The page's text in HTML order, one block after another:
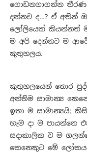
ගොඩනගාගන්න
දන්නව ද…? ඒ අතින්
ලෝලියෙක් කියන්නත්
ම අපි දෙන්නට ම
කුතුහලය.
කුතුහලයෙන් තොර
අන්තිම සාමාන්‍ය
ඉතා ම සාමාන්‍යයි;
හැම දා ම
සදාකාලික ව ම
කෙනෙකුට මේ